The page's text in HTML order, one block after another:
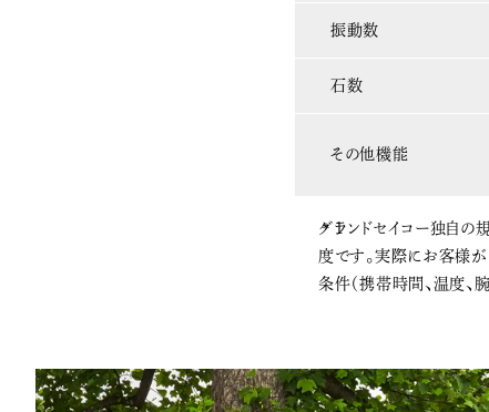
振動数
石数
その他機能
グランドセイコー独自
度です。実際にお客様が
条件（携帯時間、温度、